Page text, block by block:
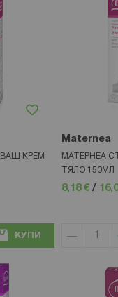
КРЕМ
КУПИ
Maternea
МАТЕРНЕА
ТЯЛО 150МЛ
8,18 € /